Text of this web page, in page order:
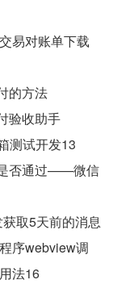
易对账单下载
的方法
验收助手
测试开发13
否通过——微信
取5天前的消息
序webview调
法16